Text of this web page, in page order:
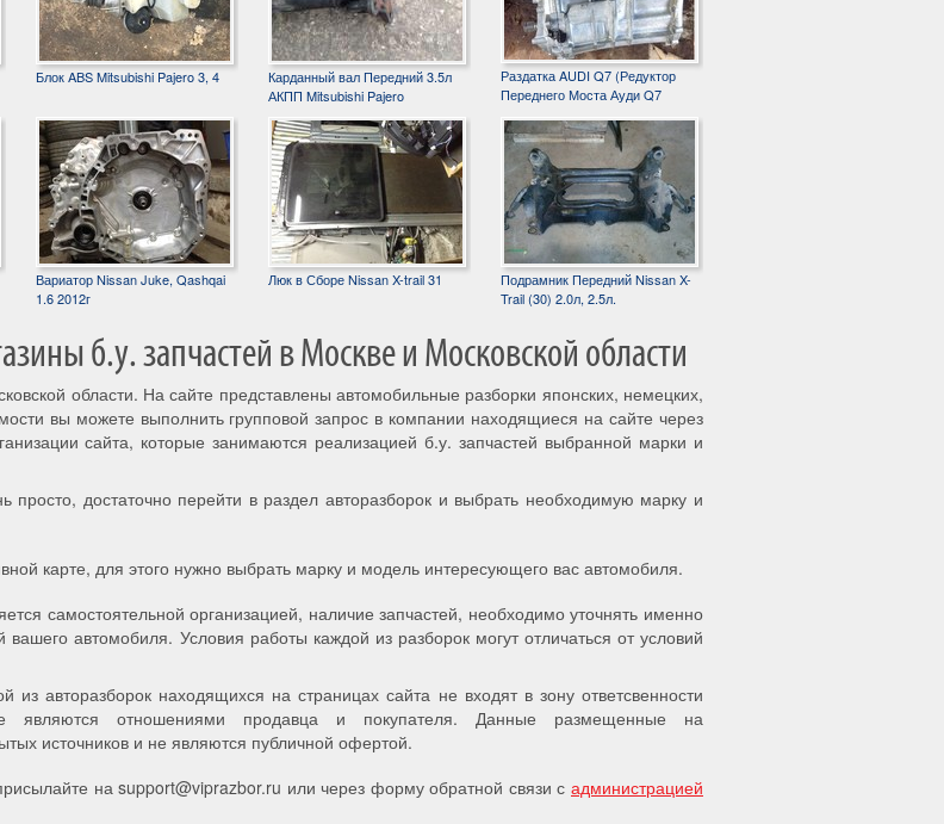
Блок ABS Mitsubishi Pajero 3, 4
Карданный вал Передний 3.5л
АКПП Mitsubishi Pajero
Раздатка AUDI Q7 (Редуктор
Переднего Моста Ауди Q7
Вариатор Nissan Juke, Qashqai
1.6 2012г
Люк в Сборе Nissan X-trail 31
Подрамник Передний Nissan X-
Trail (30) 2.0л, 2.5л.
б.у. запчастей в Москве и Московской области
области. На сайте представлены автомобильные разборки японских, немецких,
вы можете выполнить групповой запрос в компании находящиеся на сайте через
сайта, которые занимаются реализацией б.у. запчастей выбранной марки и
достаточно перейти в раздел авторазборок и выбрать необходимую марку и
карте, для этого нужно выбрать марку и модель интересующего вас автомобиля.
самостоятельной организацией, наличие запчастей, необходимо уточнять именно
автомобиля. Условия работы каждой из разборок могут отличаться от условий
авторазборок находящихся на страницах сайта не входят в зону ответсвенности
являются отношениями продавца и покупателя. Данные размещенные на
источников и не являются публичной офертой.
на support@viprazbor.ru или через форму обратной связи с администрацией